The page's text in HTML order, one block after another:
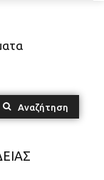
Αναζήτηση